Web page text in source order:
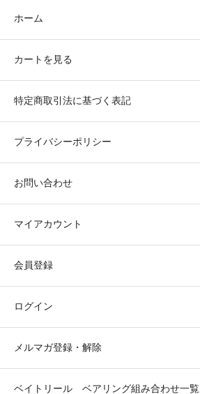
ホーム
カートを見る
特定商取引法に基づく表記
プライバシーポリシー
お問い合わせ
マイアカウント
会員登録
ログイン
メルマガ登録・解除
ベイトリール ベアリング組み合わせ一覧